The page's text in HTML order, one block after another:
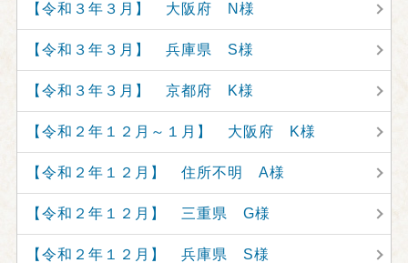
【令和３年３月】 大阪府 N様
【令和３年３月】 兵庫県 S様
【令和３年３月】 京都府 K様
【令和２年１２月～１月】 大阪府 K様
【令和２年１２月】 住所不明 A様
【令和２年１２月】 三重県 G様
【令和２年１２月】 兵庫県 S様